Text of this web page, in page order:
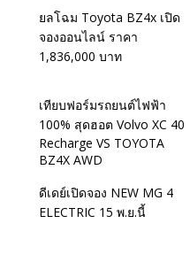
ยลโฉม Toyota BZ4x เปิด
จองออนไลน์ ราคา
1,836,000 บาท
เทียบฟอร์มรถยนต์ไฟฟ้า
100% สุดฮอต Volvo XC 40
Recharge VS TOYOTA
BZ4X AWD
ดีเดย์เปิดจอง NEW MG 4
ELECTRIC 15 พ.ย.นี้